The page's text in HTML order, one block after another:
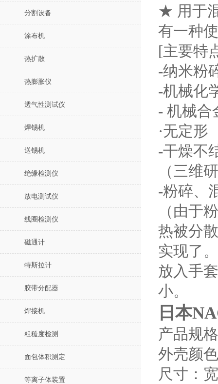
分割设备
涂布机
热扩散
热膨胀仪
透气性测试仪
焊锡机
送锡机
绝缘检测仪
放电测试仪
线圈检测仪
磁通计
特斯拉计
胶带分配器
焊接机
粗糙度检测
面包体积测定
等离子体装置
★ 用于
有一种
[主要特
-纳米粉
-机械化
- 机械合
·无定形
-干燥不
（三维
-粉碎、
（由于
热被分
实现了
放入手
小。
日本
产品规
外壳颜
尺寸：